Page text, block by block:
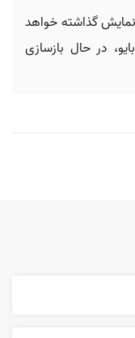
از پاییز آینده تا ژوئیه ۲۰۲۷ به نمایش گذاشته خواهد
در حال بازسازی